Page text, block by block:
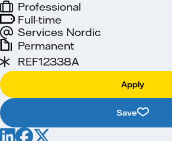
Full-time
Services Nordic
Professional
Permanent
REF12338A
Apply
Save